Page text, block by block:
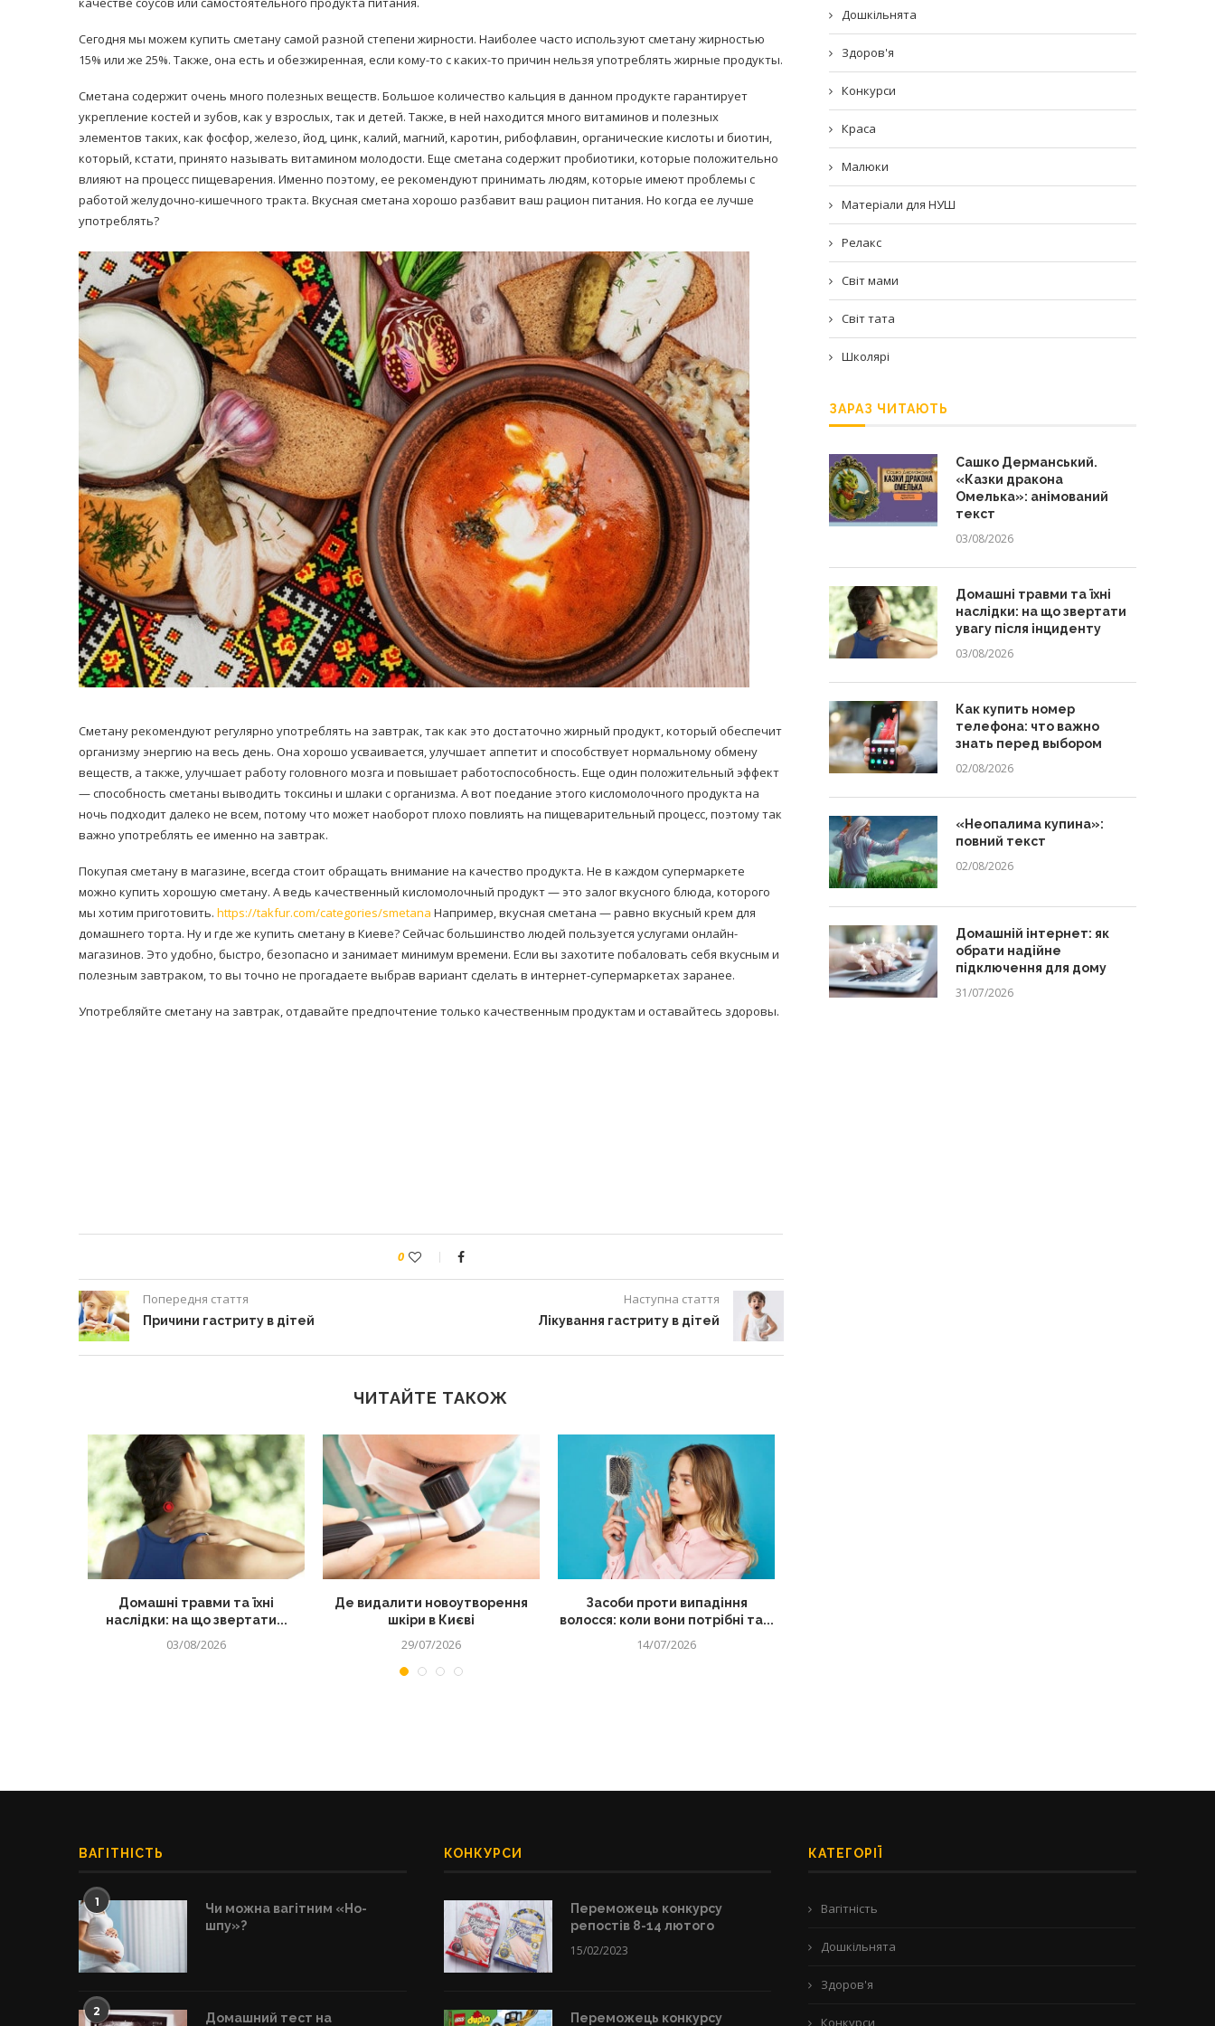
Сегодня мы можем купить сметану самой разной степени жирности. Наиболее часто используют сметану жирностью
15% или же 25%. Также, она есть и обезжиренная, если кому-то с каких-то причин нельзя употреблять жирные продукты.
Сметана содержит очень много полезных веществ. Большое количество кальция в данном продукте гарантирует
укрепление костей и зубов, как у взрослых, так и детей. Также, в ней находится много витаминов и полезных
элементов таких, как фосфор, железо, йод, цинк, калий, магний, каротин, рибофлавин, органические кислоты и биотин,
который, кстати, принято называть витамином молодости. Еще сметана содержит пробиотики, которые положительно
влияют на процесс пищеварения. Именно поэтому, ее рекомендуют принимать людям, которые имеют проблемы с
работой желудочно-кишечного тракта. Вкусная сметана хорошо разбавит ваш рацион питания. Но когда ее лучше
употреблять?
Сметану рекомендуют регулярно употреблять на завтрак, так как это достаточно жирный продукт, который обеспечит
организму энергию на весь день. Она хорошо усваивается, улучшает аппетит и способствует нормальному обмену
веществ, а также, улучшает работу головного мозга и повышает работоспособность. Еще один положительный эффект
— способность сметаны выводить токсины и шлаки с организма. А вот поедание этого кисломолочного продукта на
ночь подходит далеко не всем, потому что может наоборот плохо повлиять на пищеварительный процесс, поэтому так
важно употреблять ее именно на завтрак.
Покупая сметану в магазине, всегда стоит обращать внимание на качество продукта. Не в каждом супермаркете
можно купить хорошую сметану. А ведь качественный кисломолочный продукт — это залог вкусного блюда, которого
мы хотим приготовить. https://takfur.com/categories/smetana Например, вкусная сметана — равно вкусный крем для
домашнего торта. Ну и где же купить сметану в Киеве? Сейчас большинство людей пользуется услугами онлайн-
магазинов. Это удобно, быстро, безопасно и занимает минимум времени. Если вы захотите побаловать себя вкусным и
полезным завтраком, то вы точно не прогадаете выбрав вариант сделать в интернет-супермаркетах заранее.
Употребляйте сметану на завтрак, отдавайте предпочтение только качественным продуктам и оставайтесь здоровы.
0
Попередня стаття
Причини гастриту в дітей
Наступна стаття
Лікування гастриту в дітей
ЧИТАЙТЕ ТАКОЖ
Домашні травми та їхні
наслідки: на що звертати...
03/08/2026
Де видалити новоутворення
шкіри в Києві
29/07/2026
Засоби проти випадіння
волосся: коли вони потрібні та...
14/07/2026
Дошкільнята
Здоров'я
Конкурси
Краса
Малюки
Матеріали для НУШ
Релакс
Світ мами
Світ тата
Школярі
ЗАРАЗ ЧИТАЮТЬ
Сашко Дерманський.
«Казки дракона
Омелька»: анімований
текст
03/08/2026
Домашні травми та їхні
наслідки: на що звертати
увагу після інциденту
03/08/2026
Как купить номер
телефона: что важно
знать перед выбором
02/08/2026
«Неопалима купина»:
повний текст
02/08/2026
Домашній інтернет: як
обрати надійне
підключення для дому
31/07/2026
ВАГІТНІСТЬ
1
Чи можна вагітним «Но-
шпу»?
2 Домашний тест на
КОНКУРСИ
Переможець конкурсу
репостів 8-14 лютого
15/02/2023
Переможець конкурсу
КАТЕГОРІЇ
Вагітність
Дошкільнята
Здоров'я
Конкурси